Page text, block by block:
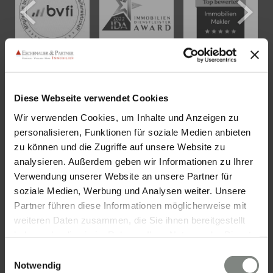
Diese Webseite verwendet Cookies
Wir verwenden Cookies, um Inhalte und Anzeigen zu
personalisieren, Funktionen für soziale Medien anbieten
zu können und die Zugriffe auf unsere Website zu
analysieren. Außerdem geben wir Informationen zu Ihrer
Verwendung unserer Website an unsere Partner für
soziale Medien, Werbung und Analysen weiter. Unsere
Partner führen diese Informationen möglicherweise mit
weiteren Daten zusammen, die Sie ihnen bereitgestellt
Cookies, wenn Sie unsere Webseite weiterhin nutzen.
Notwendig
KONTAKT
Eschenauer & Partner Immobilien
Immobilienmakler HEIDELBERG
Immobilien Heidelberg
Akademiestraße 1, 69117 Heidelberg
Tel.:06221 - 67 26 077
Mail:info@eschenauer-partner.de
Eschenauer & Partner Immobilien